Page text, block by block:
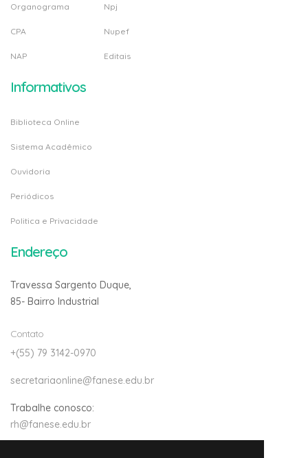
Organograma
CPA
NAP
Npj
Nupef
Editais
Informativos
Biblioteca Online
Sistema Acadêmico
Ouvidoria
Periódicos
Politica e Privacidade
Endereço
Travessa Sargento Duque,
85- Bairro Industrial
Contato
+(55) 79 3142-0970
secretariaonline@fanese.edu.br
Trabalhe conosco:
rh@fanese.edu.br